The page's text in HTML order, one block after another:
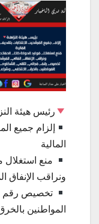
رئيس هيئة
إلزام جميع
المالية
منع استغلال
ونراقب الإنفاق
تخصيص رقم
المواطنين